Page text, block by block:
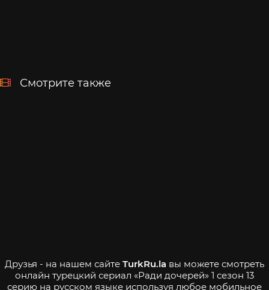
Смотрите также
Друзья - на нашем сайте TurkRu.la вы можете смотреть
онлайн турецкий сериал «Ради дочерей» 1 сезон 13
серию на русском языке используя любое мобильное